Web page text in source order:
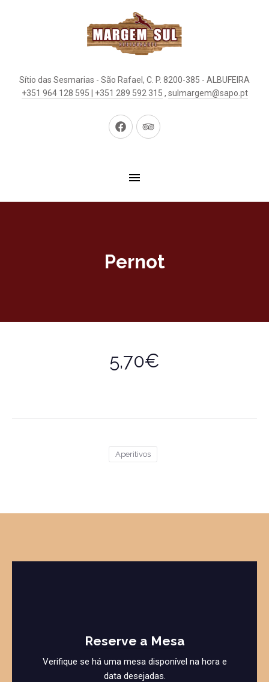
Sítio das Sesmarias - São Rafael, C. P. 8200-385 - ALBUFEIRA
+351 964 128 595 | +351 289 592 315 , sulmargem@sapo.pt
New
New
Pernot
5,70€
Aperitivos
Reserve a Mesa
Verifique se há uma mesa disponível na hora e
data desejadas.